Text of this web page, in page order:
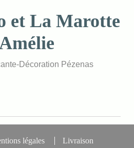
et La Marotte
Décoration Pézenas
légales
Livraison